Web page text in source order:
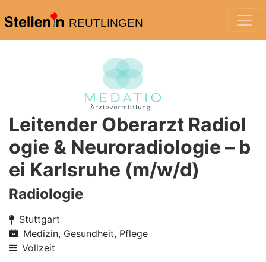
REUTLINGEN
Leitender Oberarzt Radiol
ogie & Neuroradiologie – b
ei Karlsruhe (m/w/d)
Radiologie
Stuttgart
Medizin, Gesundheit, Pflege
Vollzeit